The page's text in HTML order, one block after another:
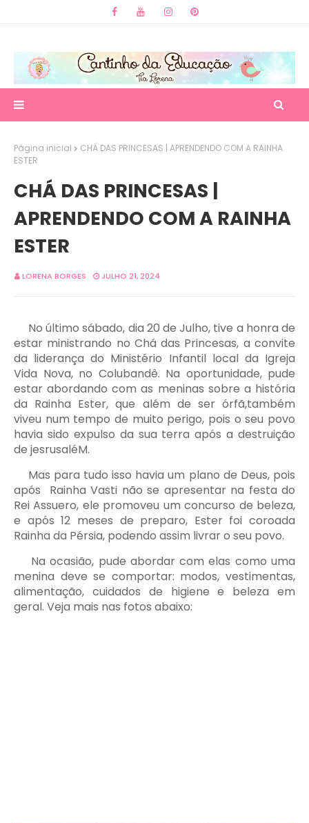
Página inicial
CHÁ DAS PRINCESAS | APRENDENDO COM A RAINHA
ESTER
CHÁ DAS PRINCESAS |
APRENDENDO COM A RAINHA
ESTER
LORENA BORGES JULHO 21, 2024
No último sábado, dia 20 de Julho, tive a honra de
estar ministrando no Chá das Princesas, a convite
da liderança do Ministério Infantil local da Igreja
Vida Nova, no Colubandê. Na oportunidade, pude
estar abordando com as meninas sobre a história
da Rainha Ester, que além de ser órfã,também
viveu num tempo de muito perigo, pois o seu povo
havia sido expulso da sua terra após a destruição
de jesrusaléM.
Mas para tudo isso havia um plano de Deus, pois
após Rainha Vasti não se apresentar na festa do
Rei Assuero, ele promoveu um concurso de beleza,
e após 12 meses de preparo, Ester foi coroada
Rainha da Pérsia, podendo assim livrar o seu povo.
Na ocasião, pude abordar com elas como uma
menina deve se comportar: modos, vestimentas,
alimentação, cuidados de higiene e beleza em
geral. Veja mais nas fotos abaixo: